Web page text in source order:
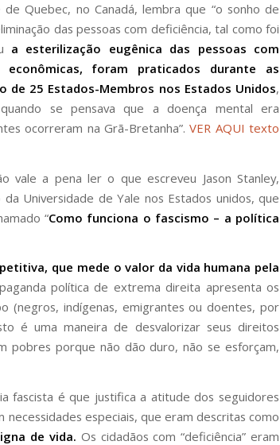
Quebec, no Canadá, lembra que “o sonho de
das pessoas com deficiência, tal como foi
a esterilização eugênica das pessoas com
foram praticados durante as
de 25 Estados-Membros nos Estados Unidos,
se pensava que a doença mental era
ocorreram na Grã-Bretanha”.VER AQUI texto
vale a pena ler o que escreveu Jason Stanley,
Universidade de Yale nos Estados unidos, que
“Como funciona o fascismo – a política
que mede o valor da vida humana pela
política de extrema direita apresenta os
(negros, indígenas, emigrantes ou doentes, por
é uma maneira de desvalorizar seus direitos
pobres porque não dão duro, não se esforçam,
fascista é que justifica a atitude dos seguidores
especiais, que eram descritas como
de vida. Os cidadãos com “deficiência” eram